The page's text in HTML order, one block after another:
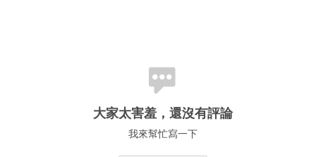
大家太害羞，還沒有評論
我來幫忙寫一下